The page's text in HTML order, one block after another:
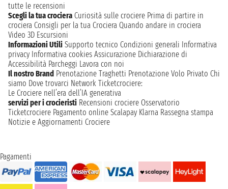
tutte le recensioni
Scegli la tua crociera Curiosità sulle crociere Prima di partire in
crociera Consigli per la tua Crociera Quando andare in crociera
Video 3D Escursioni
Informazioni Utili Supporto tecnico Condizioni generali Informativa
privacy Informativa cookies Assicurazione Dichiarazione di
Accessibilità Parcheggi Lavora con noi
Il nostro Brand Prenotazione Traghetti Prenotazione Volo Privato Chi
siamo Dove trovarci Network Ticketcrociere:
Le Crociere nell’era dell’IA generativa
servizi per i crocieristi Recensioni crociere Osservatorio
Ticketcrociere Pagamento online Scalapay Klarna Rassegna stampa
Notizie e Aggiornamenti Crociere
Pagamenti